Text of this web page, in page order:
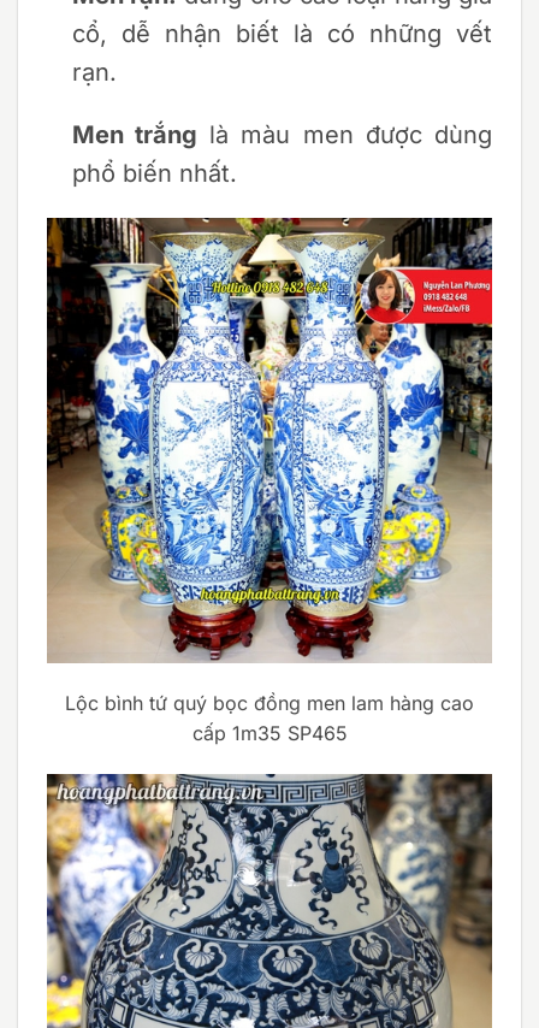
cổ, dễ nhận biết là có những vết
rạn.
Men trắng là màu men được dùng
phổ biến nhất.
Lộc bình tứ quý bọc đồng men lam hàng cao
cấp 1m35 SP465